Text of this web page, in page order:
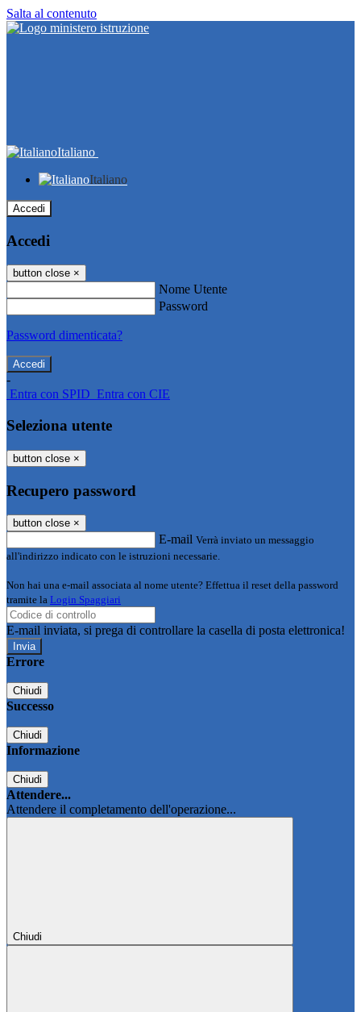
Salta al contenuto
Italiano
Italiano
Accedi
Accedi
button close ×
Nome Utente
Password
Password dimenticata?
-
Entra con SPID Entra con CIE
Seleziona utente
button close ×
Recupero password
button close ×
E-mail Verrà inviato un messaggio
all'indirizzo indicato con le istruzioni necessarie.
Non hai una e-mail associata al nome utente? Effettua il reset della password
tramite la Login Spaggiari
E-mail inviata, si prega di controllare la casella di posta elettronica!
Errore
Chiudi
Successo
Chiudi
Informazione
Chiudi
Attendere...
Attendere il completamento dell'operazione...
Chiudi